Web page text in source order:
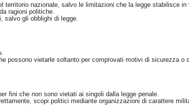
nazionale, salvo le limitazioni che la legge stabilisce in
ragioni politiche.
salvo gli obblighi di legge.
possono vietarle soltanto per comprovati motivi di sicurezza o
fini che non sono vietati ai singoli dalla legge penale.
scopi politici mediante organizzazioni di carattere